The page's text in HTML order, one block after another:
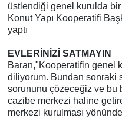
üstlendiği genel kurulda
Konut Yapı Kooperatifi
yaptı
EVLERİNİZİ SATMAYIN
Baran,"Kooperatifin genel
diliyorum. Bundan sonraki
sorununu çözeceğiz ve bu
cazibe merkezi haline
merkezi kurulması